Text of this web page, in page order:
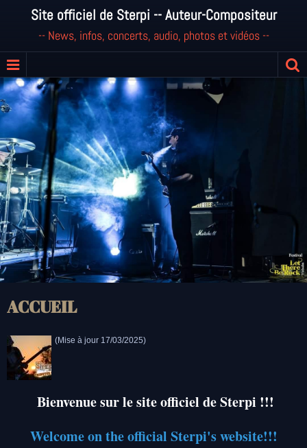
Site officiel de Sterpi -- Auteur-Compositeur
-- News, infos, concerts, audio, photos et vidéos --
ACCUEIL
(Mise à jour 17/03/2025)
Bienvenue sur le site officiel de Sterpi !!!
Welcome on the official Sterpi's website!!!